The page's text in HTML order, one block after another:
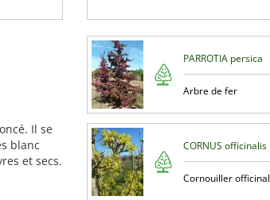
Il se
blanc
et secs.
PARROTIA persica
Arbre de fer
CORNUS officinalis
Cornouiller officinal